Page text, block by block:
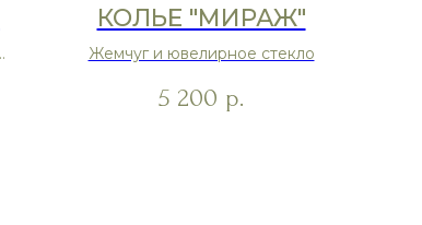
КОЛЬЕ "МИРАЖ"
Жемчуг и ювелирное стекло
5 200 р.